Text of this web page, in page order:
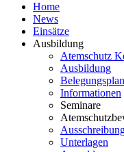
Home
News
Einsätze
Ausbildung
Atemschutz
Ausbildung
Belegungsplan
Informationen
Seminare
Unterlagen